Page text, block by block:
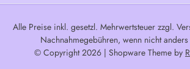
Alle Preise inkl. gesetzl. Mehrwertsteuer zzgl.
Nachnahmegebühren, wenn nicht
© Copyright 2026 | Shopware Theme by